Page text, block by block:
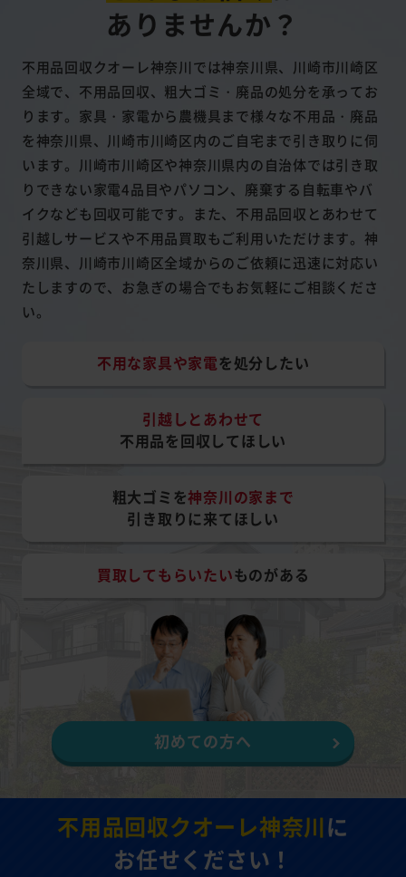
ありませんか？
不用品回収クオーレ神奈川では神奈川県、川崎市川崎区
全域で、不用品回収、粗大ゴミ・廃品の処分を承ってお
ります。家具・家電から農機具まで様々な不用品・廃品
を神奈川県、川崎市川崎区内のご自宅まで引き取りに伺
います。川崎市川崎区や神奈川県内の自治体では引き取
りできない家電4品目やパソコン、廃棄する自転車やバ
イクなども回収可能です。また、不用品回収とあわせて
引越しサービスや不用品買取もご利用いただけます。神
奈川県、川崎市川崎区全域からのご依頼に迅速に対応い
たしますので、お急ぎの場合でもお気軽にご相談くださ
い。
不用な家具や家電を処分したい
引越しとあわせて
不用品を回収してほしい
粗大ゴミを神奈川の家まで
引き取りに来てほしい
買取してもらいたいものがある
初めての方へ
不用品回収クオーレ神奈川に
お任せください！